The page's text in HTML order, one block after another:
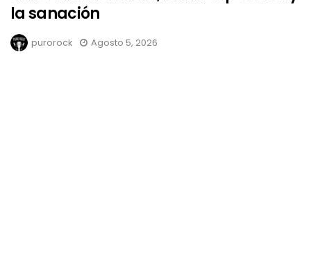
la sanación
purorock Agosto 5, 2026